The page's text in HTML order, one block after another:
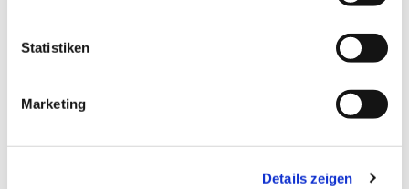
Statistiken
Marketing
Details zeigen
Dies könnte Sie auch